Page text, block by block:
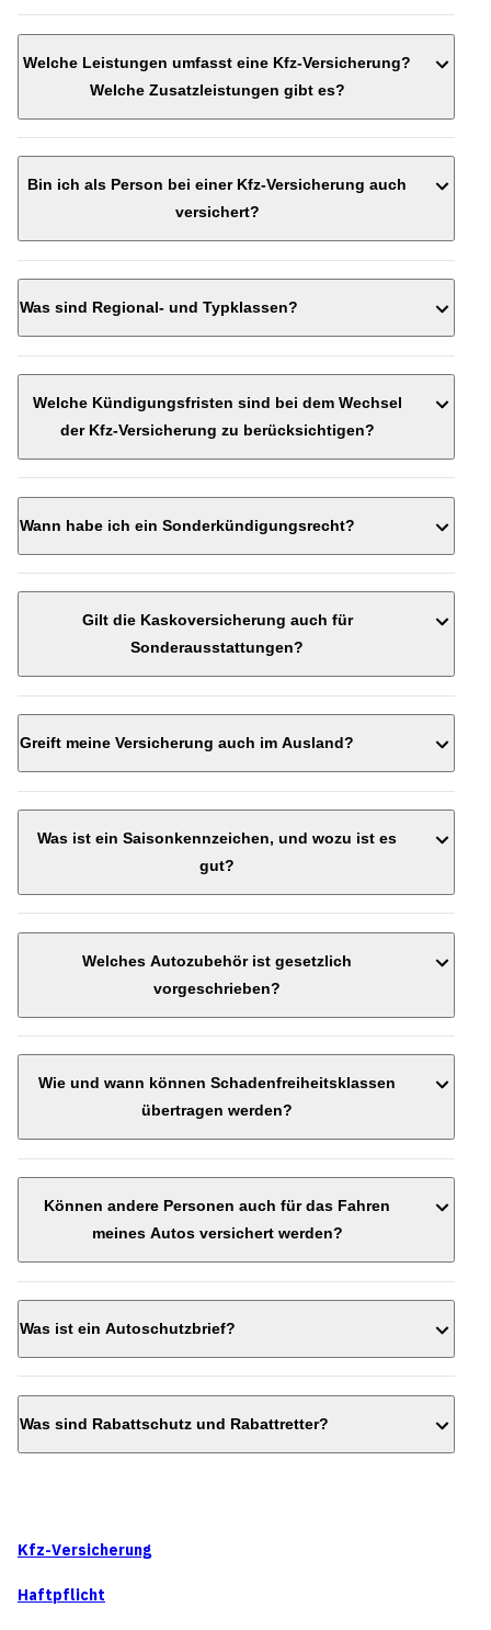
Garage oder Stellplatz
Zahl der Nutzer
Beruf
Alter des Versicherungsnehmers
Dauer des Führerscheinbesitzes
Alter des Fahrzeugs
Punktestand in Flensburg
Welche Leistungen umfasst eine Kfz-Versicherung?
Welche Zusatzleistungen gibt es?
Bin ich als Person bei einer Kfz-Versicherung auch
versichert?
Was sind Regional- und Typklassen?
Welche Kündigungsfristen sind bei dem Wechsel
der Kfz-Versicherung zu berücksichtigen?
Mehr zu Kündigungsfristen finden sie hier.
Wann habe ich ein Sonderkündigungsrecht?
Mehr zum
Sonderkündigungsrecht finden sie hier.
Gilt die Kaskoversicherung auch für
Sonderausstattungen?
Mehr zum Kaskoversicherung finden sie hier.
Greift meine Versicherung auch im Ausland?
Was ist ein Saisonkennzeichen, und wozu ist es
gut?
Welches Autozubehör ist gesetzlich
vorgeschrieben?
Wie und wann können Schadenfreiheitsklassen
übertragen werden?
Können andere Personen auch für das Fahren
meines Autos versichert werden?
Was ist ein Autoschutzbrief?
Was sind Rabattschutz und Rabattretter?
Kfz-Versicherung
Haftpflicht